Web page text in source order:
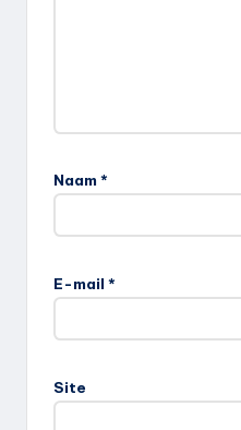
Naam *
E-mail *
Site